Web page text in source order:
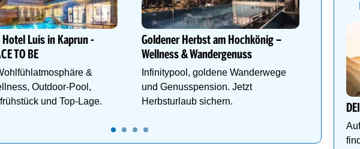
Hotel Luis in Kaprun -
TO BE
&
Outdoor-Pool,
und Top-Lage.
Goldener Herbst am Hochkönig –
Wellness & Wandergenuss
Infinitypool, goldene Wanderwege
und Genusspension. Jetzt
Herbsturlaub sichern.
des
im